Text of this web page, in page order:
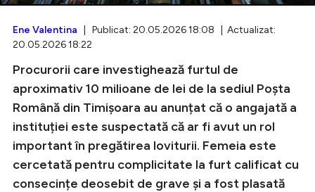
Ene Valentina | Publicat: 20.05.2026 18:08 | Actualizat:
20.05.2026 18:22
Procurorii care investighează furtul de
aproximativ 10 milioane de lei de la sediul Poșta
Română din Timișoara au anunțat că o angajată a
instituției este suspectată că ar fi avut un rol
important în pregătirea loviturii. Femeia este
cercetată pentru complicitate la furt calificat cu
consecințe deosebit de grave și a fost plasată